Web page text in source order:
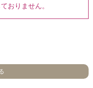
おりません。